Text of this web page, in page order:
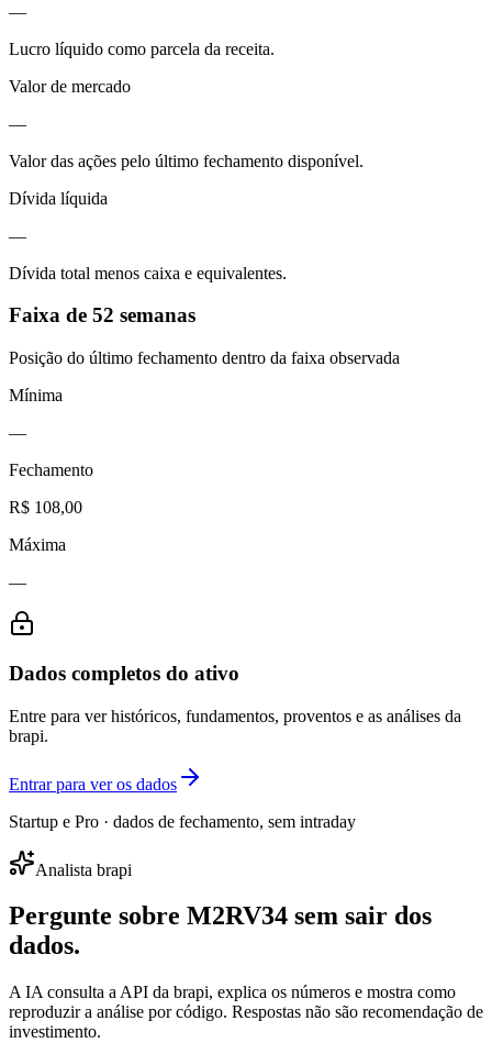
—
Lucro líquido como parcela da receita.
Valor de mercado
—
Valor das ações pelo último fechamento disponível.
Dívida líquida
—
Dívida total menos caixa e equivalentes.
Faixa de 52 semanas
Posição do último fechamento dentro da faixa observada
Mínima
—
Fechamento
R$ 108,00
Máxima
—
Dados completos do ativo
Entre para ver históricos, fundamentos, proventos e as análises da
brapi.
Entrar para ver os dados
Startup e Pro · dados de fechamento, sem intraday
Analista brapi
Pergunte sobre M2RV34 sem sair dos
dados.
A IA consulta a API da brapi, explica os números e mostra como
reproduzir a análise por código. Respostas não são recomendação de
investimento.